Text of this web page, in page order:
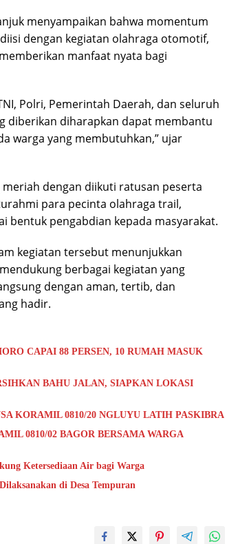
menyampaikan bahwa momentum
dengan kegiatan olahraga otomotif,
manfaat nyata bagi
Polri, Pemerintah Daerah, dan seluruh
diberikan diharapkan dapat membantu
warga yang membutuhkan,” ujar
meriah dengan diikuti ratusan peserta
para pecinta olahraga trail,
bentuk pengabdian kepada masyarakat.
kegiatan tersebut menunjukkan
berbagai kegiatan yang
dengan aman, tertib, dan
hadir.
CAPAI 88 PERSEN, 10 RUMAH MASUK
BAHU JALAN, SIAPKAN LOKASI
KORAMIL 0810/20 NGLUYU LATIH PASKIBRA
0810/02 BAGOR BERSAMA WARGA
Ketersediaan Air bagi Warga
di Desa Tempuran